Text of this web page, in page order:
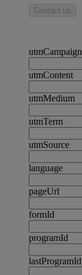
Contact us
utmCampaign
utmContent
utmMedium
utmTerm
utmSource
language
pageUrl
formId
programId
lastProgramId